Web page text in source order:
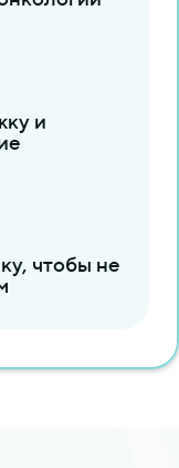
и
чтобы не